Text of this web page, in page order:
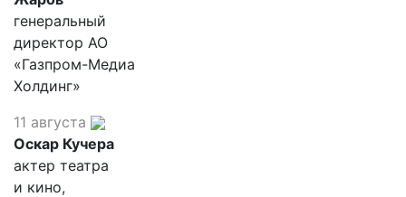
генеральный
директор АО
«Газпром-Медиа
Холдинг»
11 августа
Оскар Кучера
актер театра
и кино,